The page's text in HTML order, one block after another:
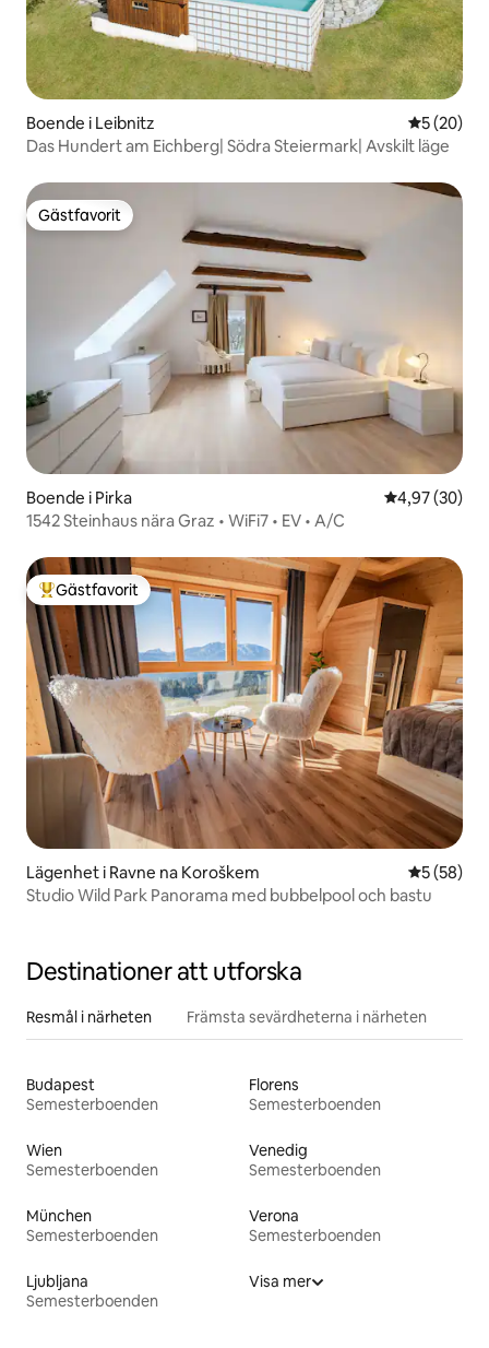
Boende i Leibnitz 5 av 5 i
5 (20)
Das Hundert am Eichberg| Södra Steiermark| Avskilt läge
Gästfavorit
Gästfavorit
Boende i Pirka 4,97 av 5 i
4,97 (30)
1542 Steinhaus nära Graz • WiFi7 • EV • A/C
Populär gästfavorit
Gästfavorit
Lägenhet i Ravne na Koroškem 5 av 5 i
5 (58)
Studio Wild Park Panorama med bubbelpool och bastu
Destinationer att utforska
Resmål i närheten Främsta sevärdheterna i närheten
Budapest
Semesterboenden
Florens
Semesterboenden
Wien
Semesterboenden
Venedig
Semesterboenden
München
Semesterboenden
Verona
Semesterboenden
Ljubljana
Semesterboenden
Visa mer